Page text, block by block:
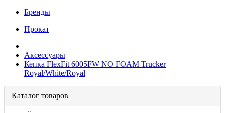
Бренды
Прокат
Аксессуары
Кепка FlexFit 6005FW NO FOAM Trucker
Royal/White/Royal
Каталог товаров